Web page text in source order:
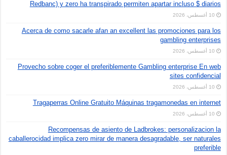
Redbanc) y zero ha transpirado permiten apartar incluso $ diarios
10 أغسطس، 2026
Acerca de como sacarle afan an excellent las promociones para los
gambling enterprises
10 أغسطس، 2026
Provecho sobre coger el preferiblemente Gambling enterprise En web
sites confidencial
10 أغسطس، 2026
Tragaperras Online Gratuito Máquinas tragamonedas en internet
10 أغسطس، 2026
Recompensas de asiento de Ladbrokes: personalizacion la
caballerocidad implica zero mirar de manera desagradable, ser naturales
preferible